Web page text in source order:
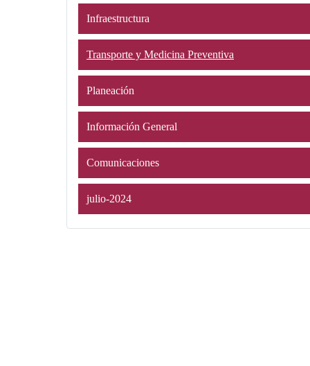
Infraestructura
Transporte y Medicina Preventiva
Planeación
Información General
Comunicaciones
julio-2024